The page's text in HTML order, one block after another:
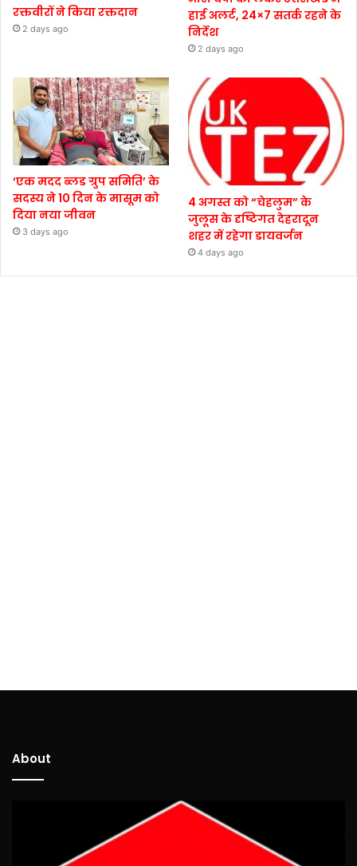
रक्तवीरों ने किया रक्तदान
2 days ago
हाई अलर्ट, 24×7 सतर्क रहने के
निर्देश
2 days ago
‘एक मदद ब्लड ग्रुप समिति’ के
सदस्य ने 10 दिन के मासूम को
दिया नया जीवन
3 days ago
4 अगस्त को “चेहलुम” के
जुलूस के दृष्टिगत देहरादून
शहर में रहेगा डायवर्जन
4 days ago
About